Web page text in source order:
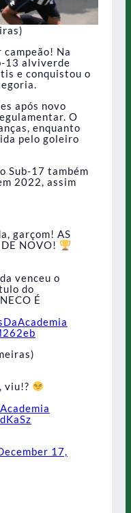
Na
13 alviverde
e conquistou o
após novo
O
enquanto
pelo goleiro
Sub-17 também
2022, assim
garçom! AS
NOVO!
venceu o
do
É
viu!?
17,